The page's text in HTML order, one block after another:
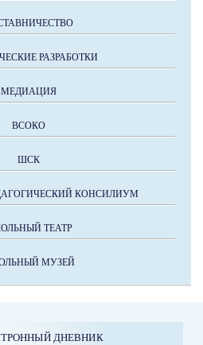
РАЗРАБОТКИ
МЕДИАЦИЯ
ВСОКО
ШСК
КОНСИЛИУМ
ТЕАТР
МУЗЕЙ
ДНЕВНИК